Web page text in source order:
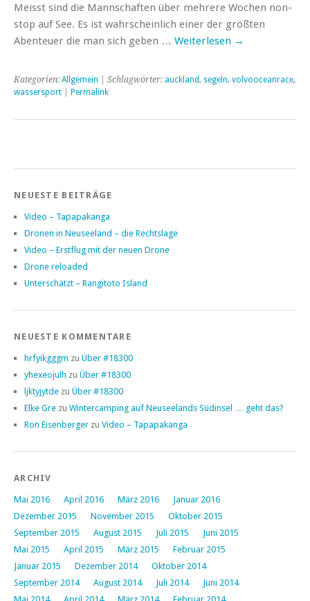
Meisst sind die Mannschaften über mehrere Wochen non-
stop auf See. Es ist wahrscheinlich einer der größten
Abenteuer die man sich geben … Weiterlesen →
Kategorien: Allgemein | Schlagwörter: auckland, segeln, volvooceanrace,
wassersport
Permalink
NEUESTE BEITRÄGE
Video – Tapapakanga
Dronen in Neuseeland – die Rechtslage
Video – Erstflug mit der neuen Drone
Drone reloaded
Unterschätzt – Rangitoto Island
NEUESTE KOMMENTARE
hrfyikgggm zu Über #18300
yhexeojulh zu Über #18300
ljktyjytde zu Über #18300
Elke Gre zu Wintercamping auf Neuseelands Südinsel … geht das?
Ron Eisenberger zu Video – Tapapakanga
ARCHIV
Mai 2016 April 2016 März 2016
Januar 2016
Dezember 2015
November 2015
Oktober 2015
September 2015
August 2015 Juli 2015
Juni 2015
Mai 2015
April 2015 März 2015
Februar 2015
Januar 2015
Dezember 2014
Oktober 2014
September 2014
August 2014 Juli 2014
Juni 2014